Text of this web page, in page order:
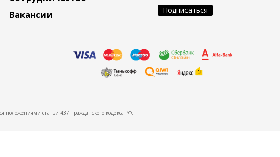
Вакансии
положениями статьи 437 Гражданского кодекса РФ.